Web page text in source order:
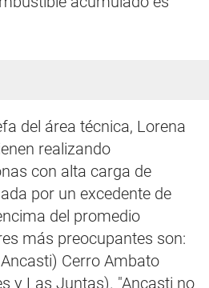
del área técnica, Lorena
realizando
con alta carga de
por un excedente de
del promedio
más preocupantes son:
Cerro Ambato
y Las Juntas). "Ancasti no